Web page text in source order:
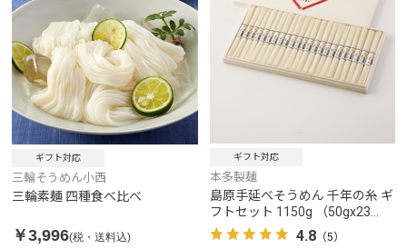
ギフト対応
三輪そうめん小西
三輪素麺 四種食べ比べ
￥3,996(税・送料込)
ギフト対応
本多製麺
島原手延べそうめん 千年の糸 ギ
フトセット 1150g （50gx23
束）
4.8（5）